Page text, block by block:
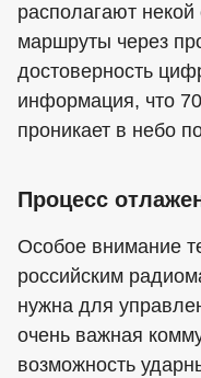
располагают
маршруты через
достоверность
информация, что
проникает в небо
Процесс
Особое внимание
российским
нужна для
очень важная
возможность